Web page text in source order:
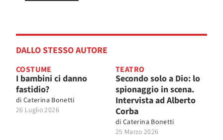
DALLO STESSO AUTORE
COSTUME
I bambini ci danno
fastidio?
di Caterina Bonetti
26 Luglio 2026
TEATRO
Secondo solo a Dio: lo
spionaggio in scena.
Intervista ad Alberto
Corba
di Caterina Bonetti
25 Marzo 2026